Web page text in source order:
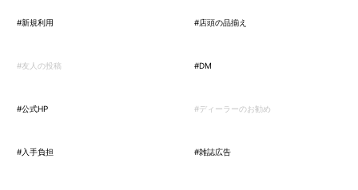
#新規利用 #店頭の品揃え
#友人の投稿 #DM
#公式HP #ディーラーのお勧め
#入手負担 #雑誌広告